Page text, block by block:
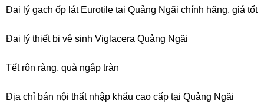
Đại lý gạch ốp lát Eurotile tại Quảng Ngãi chính hãng, giá tốt
Đại lý thiết bị vệ sinh Viglacera Quảng Ngãi
Tết rộn ràng, quà ngập tràn
Địa chỉ bán nội thất nhập khẩu cao cấp tại Quảng Ngãi